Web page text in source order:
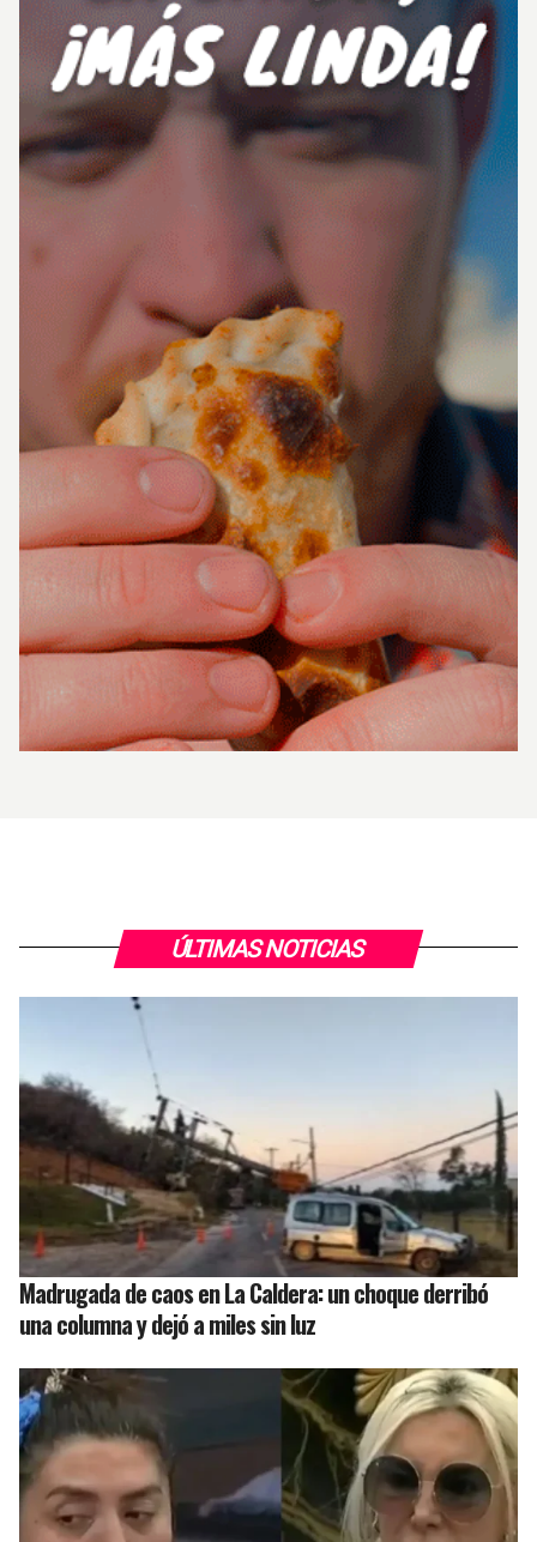
ÚLTIMAS NOTICIAS
Madrugada de caos en La Caldera: un choque derribó
una columna y dejó a miles sin luz